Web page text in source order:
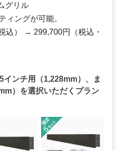
グリル
ィングが可能。
込） → 299,700円（税込・
インチ用（1,228mm）、ま
）を選択いただくプラン